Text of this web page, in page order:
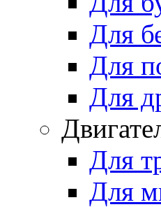
Для
Для
Для
Для
Для